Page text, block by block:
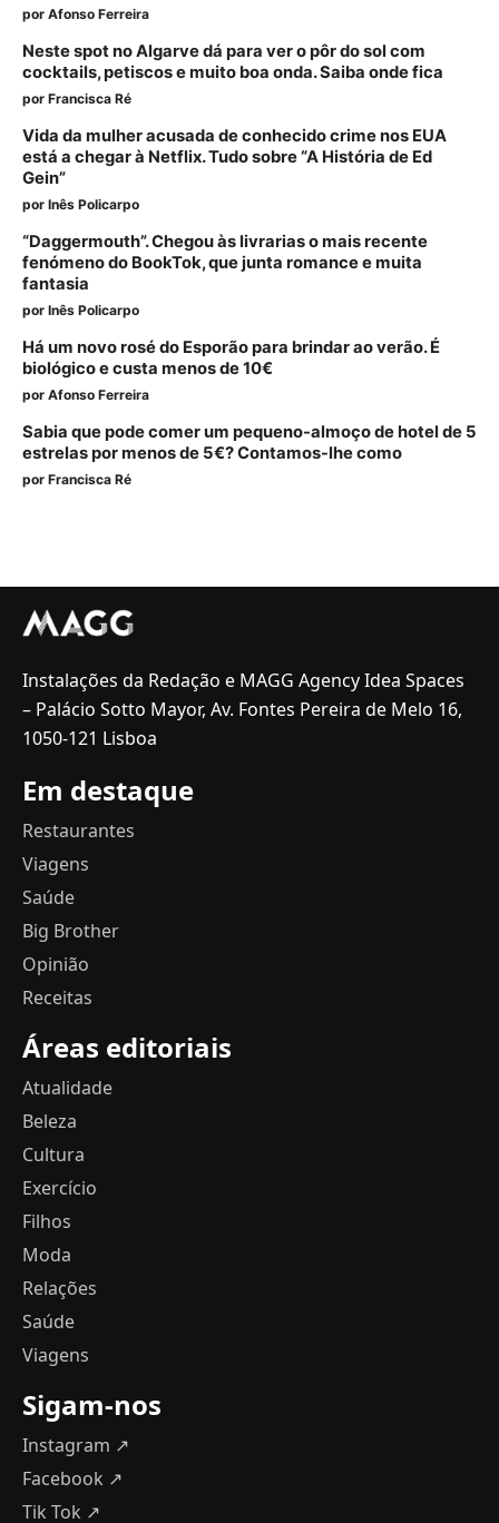
por Afonso Ferreira
Neste spot no Algarve dá para ver o pôr do sol com
cocktails, petiscos e muito boa onda. Saiba onde fica
por Francisca Ré
Vida da mulher acusada de conhecido crime nos EUA
está a chegar à Netflix. Tudo sobre “A História de Ed
Gein”
por Inês Policarpo
“Daggermouth”. Chegou às livrarias o mais recente
fenómeno do BookTok, que junta romance e muita
fantasia
por Inês Policarpo
Há um novo rosé do Esporão para brindar ao verão. É
biológico e custa menos de 10€
por Afonso Ferreira
Sabia que pode comer um pequeno-almoço de hotel de 5
estrelas por menos de 5€? Contamos-lhe como
por Francisca Ré
Instalações da Redação e MAGG Agency Idea Spaces
– Palácio Sotto Mayor, Av. Fontes Pereira de Melo 16,
1050-121 Lisboa
Em destaque
Restaurantes
Viagens
Saúde
Big Brother
Opinião
Receitas
Áreas editoriais
Atualidade
Beleza
Cultura
Exercício
Filhos
Moda
Relações
Saúde
Viagens
Sigam-nos
Instagram ↗
Facebook ↗
Tik Tok ↗